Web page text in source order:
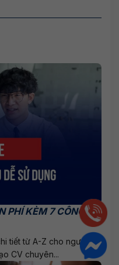
PHÍ KÈM 7 CÔNG CỤ
tiết từ A-Z cho người
CV chuyên...